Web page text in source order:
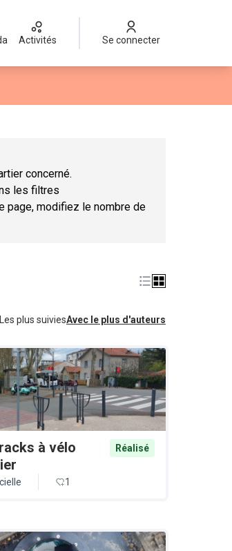
Activités Se connecter
concerné.
les filtres
page, modifiez le nombre de
Les plus suiviesAvec le plus d'auteurs
à vélo
Réalisé
1